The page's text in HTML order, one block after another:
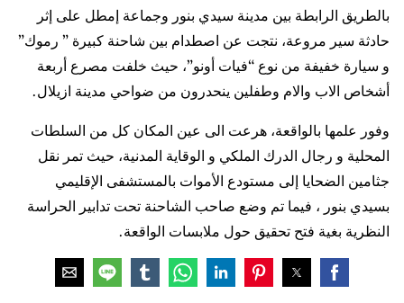
بالطريق الرابطة بين مدينة سيدي بنور وجماعة إمطل على إثر
حادثة سير مروعة، نتجت عن اصطدام بين شاحنة كبيرة ” رموك”
و سيارة خفيفة من نوع “فيات أونو”، حيث خلفت مصرع أربعة
أشخاص الاب والام وطفلين ينحدرون من ضواحي مدينة ازيلال.
وفور علمها بالواقعة، هرعت الى عين المكان كل من السلطات
المحلية و رجال الدرك الملكي و الوقاية المدنية، حيث تمر نقل
جثامين الضحايا إلى مستودع الأموات بالمستشفى الإقليمي
بسيدي بنور ، فيما تم وضع صاحب الشاحنة تحت تدابير الحراسة
النظرية بغية فتح تحقيق حول ملابسات الواقعة.